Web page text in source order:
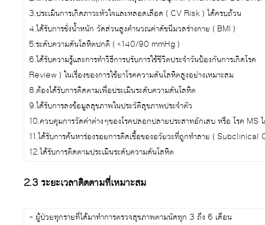
3.ประเมินการเกิดภาวะหัวใจและหลอดเลือด ( CV Risk ) ได้ครบถ้วน
4.ได้รับการชั่งน้ำหนัก วัดส่วนสูงคำนวณค่าดัชนีมวลร่างกาย ( BMI )
5.ระดับความดันโลหิตปกติ ( <140/90 mmHg )
6.ได้รับความรู้และการทำวิธีการปรับการใช้ชีวิตประจำวั
Review ) ในเรื่องของการใช้ยาโรคความดันโลหิตสูงอย่างเหมาะสม
8.ต้องได้รับการติดตามเพื่อประเมินระดับความดันโลหิต
9.ได้รับการลงข้อมูลสุขภาพในประวัติสุขภาพประจำตัว
10.ควบคุมการวัดค่าต่างๆของโรคปลอกปลายประสาทอักเสบ หรือ โรค MS
11.ได้รับการค้นหาร่องรอยการติดเชื้อของอวัยวะที่ถูกทำลาย (
12.ได้รับการติดตามประเมินระดับความดันโลหิต
2.3 ระยะเวลาติดตามที่เหมาะสม
– ผู้ป่วยทุกรายที่ได้มาทำการตรวจสุขภาพตามนัดทุก 3 ถึง 6 เดือน